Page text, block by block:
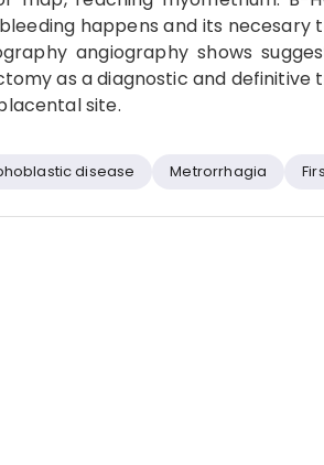
happens and its
angiography shows
as a diagnostic and
site.
disease Metrorrhagia